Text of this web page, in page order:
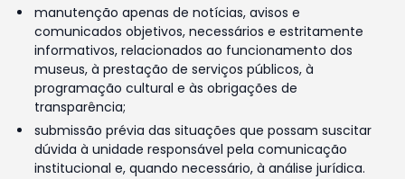
manutenção apenas de notícias, avisos e
comunicados objetivos, necessários e estritamente
informativos, relacionados ao funcionamento dos
museus, à prestação de serviços públicos, à
programação cultural e às obrigações de
transparência;
submissão prévia das situações que possam suscitar
dúvida à unidade responsável pela comunicação
institucional e, quando necessário, à análise jurídica.